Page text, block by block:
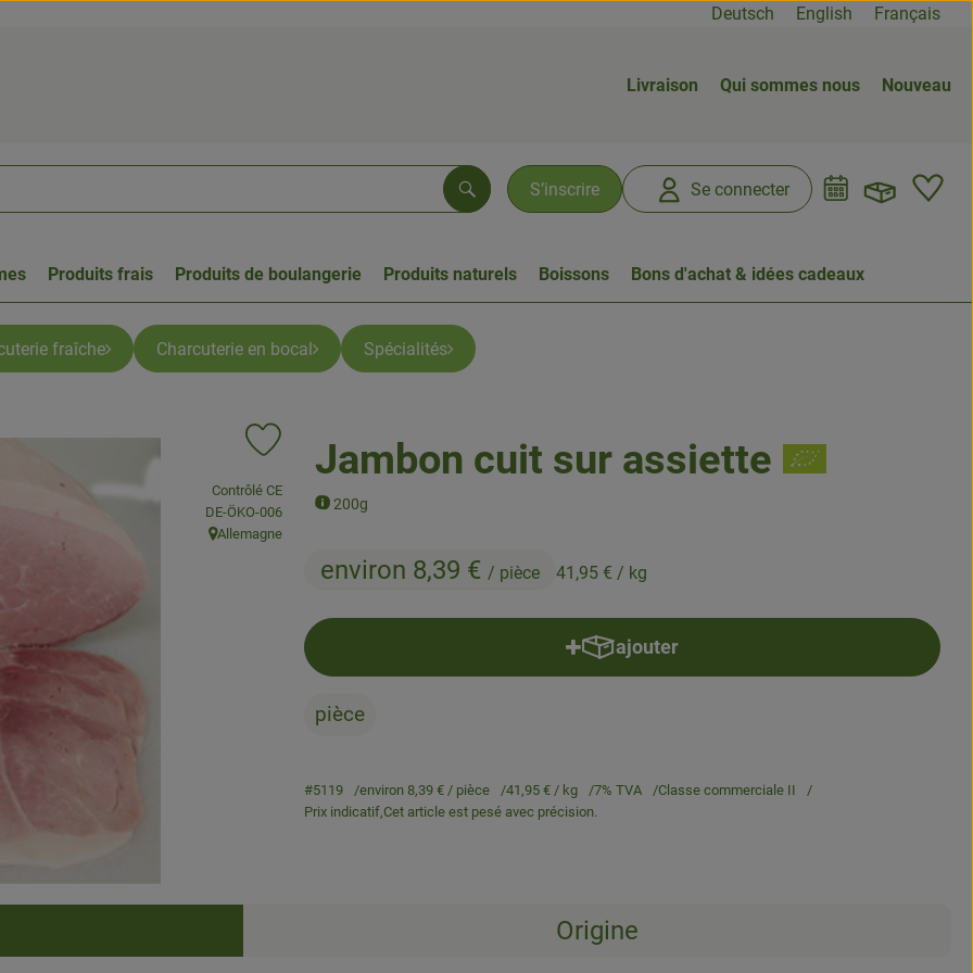
Deutsch English Français
Livraison Qui sommes nous Nouveau
S’inscrire Se connecter
Rechercher
Produits frais Produits de boulangerie Produits naturels Boissons Bons d'achat & idées cadeaux
fraîche Charcuterie en bocal Spécialités
Jambon cuit sur assiette
200g
environ 8,39 € / pièce 41,95 € / kg
Ajouter le produit aux favoris
, Association:
Contrôlé CE
, Autorité de contrôle:
DE-ÖKO-006
, Origine:
Allemagne
ajouter
Ajouter le produit au panier
pièce
#5119 environ 8,39 € / pièce 41,95 € / kg 7% TVA
Classe commerciale II
Prix indicatif,Cet article est pesé avec précision.
Recettes
Origine